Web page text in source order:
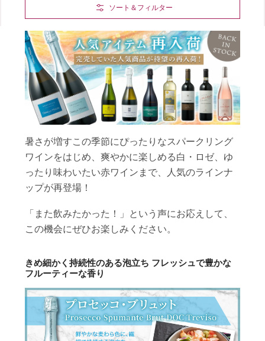
ソート＆フィルター
暑さが増すこの季節にぴったりなスパークリング
ワインをはじめ、爽やかに楽しめる白・ロゼ、ゆ
ったり味わいたい赤ワインまで、人気のラインナ
ップが再登場！
「また飲みたかった！」という声にお応えして、
この機会にぜひお楽しみください。
きめ細かく持続性のある泡立ち フレッシュで豊かな
フルーティーな香り